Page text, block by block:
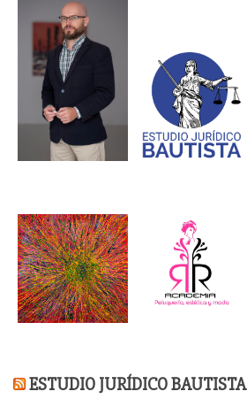
ESTUDIO JURÍDICO BAUTISTA